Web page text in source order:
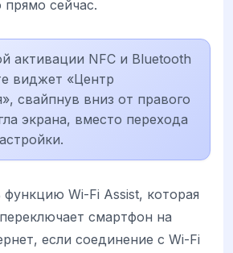
прямо сейчас.
активации NFC и Bluetooth
виджет «Центр
свайпнув вниз от правого
экрана, вместо перехода
Wi-Fi Assist, которая
смартфон на
если соединение с Wi-Fi